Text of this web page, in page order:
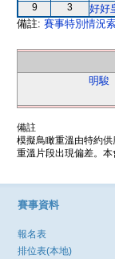
9 3 好好
備註: 賽事特別情況索
明駿
備註
模擬鳥瞰重溫由特約
重溫片段出現偏差。
賽事資料
報名表
排位表(本地)